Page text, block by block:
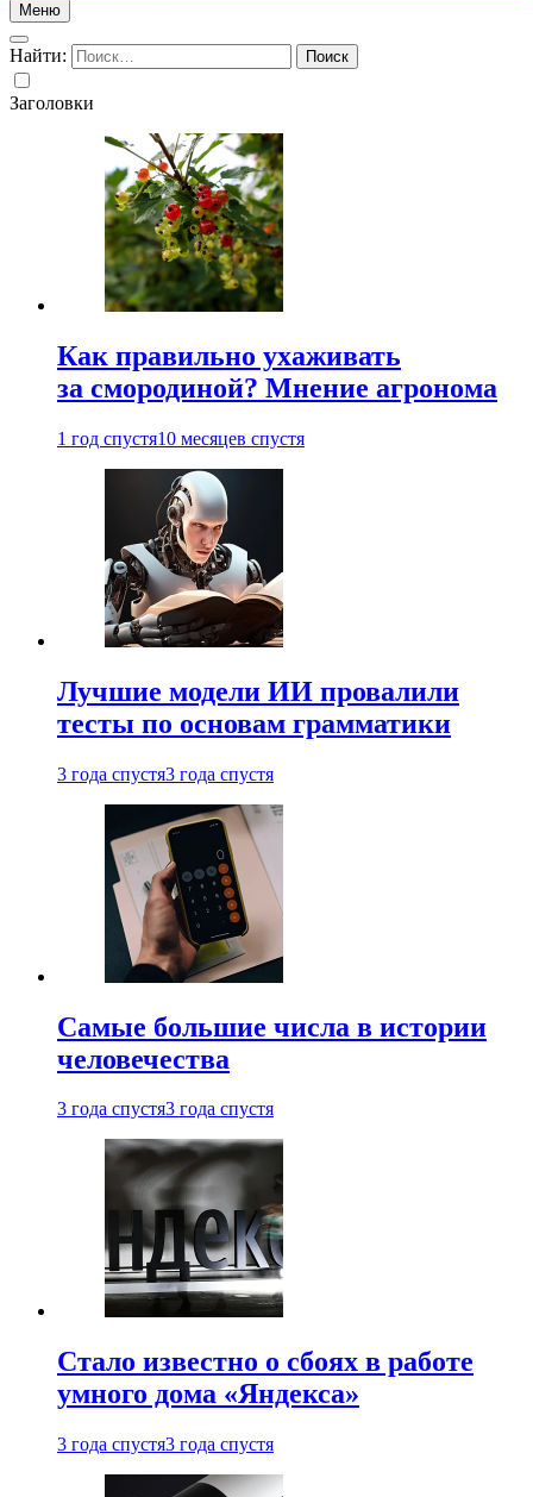
Меню
Найти:
Заголовки
Как правильно ухаживать
за смородиной? Мнение агронома
1 год спустя10 месяцев спустя
Лучшие модели ИИ провалили
тесты по основам грамматики
3 года спустя3 года спустя
Самые большие числа в истории
человечества
3 года спустя3 года спустя
Стало известно о сбоях в работе
умного дома «Яндекса»
3 года спустя3 года спустя